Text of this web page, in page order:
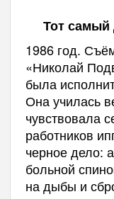
Тот самый
1986 год.
«Николай
была
Она училась
чувствовала
работников
черное дело:
больной
на дыбы и